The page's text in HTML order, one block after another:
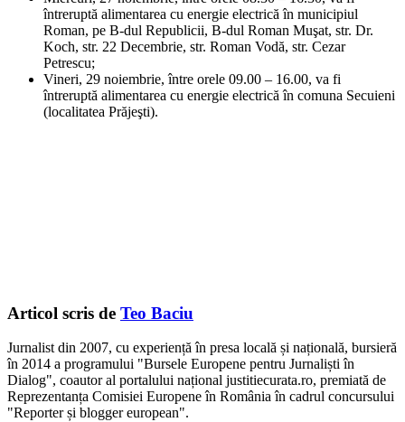
întreruptă alimentarea cu energie electrică în municipiul
Roman, pe B-dul Republicii, B-dul Roman Muşat, str. Dr.
Koch, str. 22 Decembrie, str. Roman Vodă, str. Cezar
Petrescu;
Vineri, 29 noiembrie, între orele 09.00 – 16.00, va fi
întreruptă alimentarea cu energie electrică în comuna Secuieni
(localitatea Prăjeşti).
Articol scris de Teo Baciu
Jurnalist din 2007, cu experiență în presa locală și națională, bursieră
în 2014 a programului "Bursele Europene pentru Jurnaliști în
Dialog", coautor al portalului național justitiecurata.ro, premiată de
Reprezentanța Comisiei Europene în România în cadrul concursului
"Reporter și blogger european".